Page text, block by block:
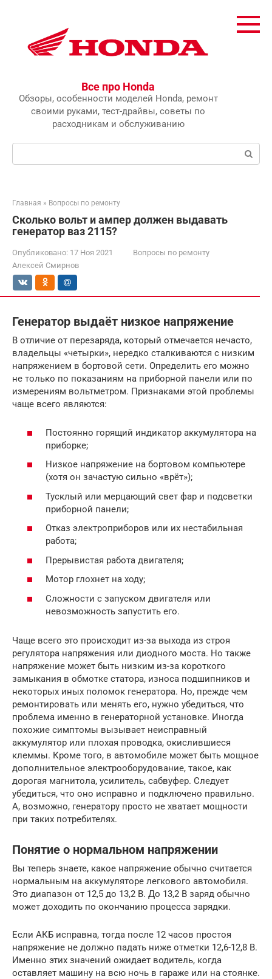
Все про Honda
Обзоры, особенности моделей Honda, ремонт
своими руками, тест-драйвы, советы по
расходникам и обслуживанию
Главная » Вопросы по ремонту
Сколько вольт и ампер должен выдавать
генератор ваз 2115?
Опубликовано: 17 Ноя 2021
Вопросы по ремонту
Алексей Смирнов
Генератор выдаёт низкое напряжение
В отличие от перезаряда, который отмечается нечасто,
владельцы «четырки», нередко сталкиваются с низким
напряжением в бортовой сети. Определить его можно
не только по показаниям на приборной панели или по
измерениям вольтметром. Признаками этой проблемы
чаще всего являются:
Постоянно горящий индикатор аккумулятора на
приборке;
Низкое напряжение на бортовом компьютере
(хотя он зачастую сильно «врёт»);
Тусклый или мерцающий свет фар и подсветки
приборной панели;
Отказ электроприборов или их нестабильная
работа;
Прерывистая работа двигателя;
Мотор глохнет на ходу;
Сложности с запуском двигателя или
невозможность запустить его.
Чаще всего это происходит из-за выхода из строя
регулятора напряжения или диодного моста. Но также
напряжение может быть низким из-за короткого
замыкания в обмотке статора, износа подшипников и
некоторых иных поломок генератора. Но, прежде чем
ремонтировать или менять его, нужно убедиться, что
проблема именно в генераторной установке. Иногда
похожие симптомы вызывает неисправный
аккумулятор или плохая проводка, окислившиеся
клеммы. Кроме того, в автомобиле может быть мощное
дополнительное электрооборудование, такое, как
дорогая магнитола, усилитель, сабвуфер. Следует
убедиться, что оно исправно и подключено правильно.
А, возможно, генератору просто не хватает мощности
при таких потребителях.
Понятие о нормальном напряжении
Вы теперь знаете, какое напряжение обычно считается
нормальным на аккумуляторе легкового автомобиля.
Это диапазон от 12,5 до 13,2 В. До 13,2 В заряд обычно
может доходить по окончанию процесса зарядки.
Если АКБ исправна, тогда после 12 часов простоя
напряжение не должно падать ниже отметки 12,6-12,8 В.
Именно этих значений ожидает водитель, когда
оставляет машину на всю ночь в гараже или на стоянке.